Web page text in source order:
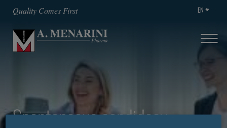
Quality Comes First EN
Spontaneous candidacy